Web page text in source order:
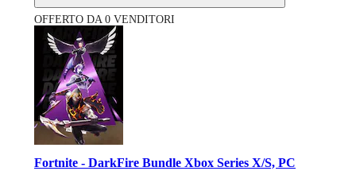
OFFERTO DA 0 VENDITORI
Fortnite - DarkFire Bundle Xbox Series X/S, PC